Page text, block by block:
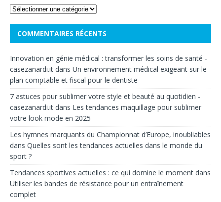
COMMENTAIRES RÉCENTS
Innovation en génie médical : transformer les soins de santé -
casezanardi.it dans Un environnement médical exigeant sur le
plan comptable et fiscal pour le dentiste
7 astuces pour sublimer votre style et beauté au quotidien -
casezanardi.it dans Les tendances maquillage pour sublimer
votre look mode en 2025
Les hymnes marquants du Championnat d’Europe, inoubliables
dans Quelles sont les tendances actuelles dans le monde du
sport ?
Tendances sportives actuelles : ce qui domine le moment dans
Utiliser les bandes de résistance pour un entraînement
complet